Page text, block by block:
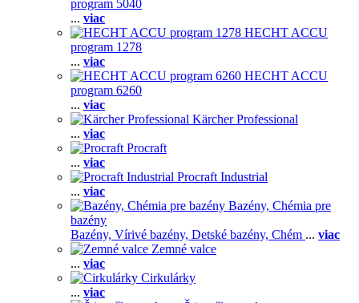
program 5040
... viac
HECHT ACCU
program 1278
... viac
HECHT ACCU
program 6260
... viac
Kärcher Professional
... viac
Procraft
... viac
Procraft Industrial
... viac
Bazény, Chémia pre
bazény
Bazény, Vírivé bazény, Detské bazény, Chém ... viac
Zemné valce
... viac
Cirkulárky
... viac